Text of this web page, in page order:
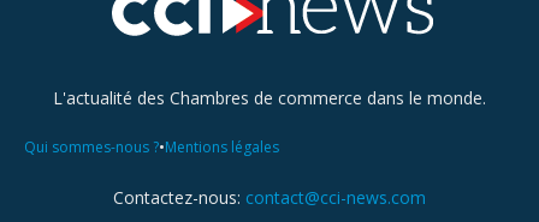
L'actualité des Chambres de commerce dans le monde.
Qui sommes-nous ?•Mentions légales
Contactez-nous: contact@cci-news.com